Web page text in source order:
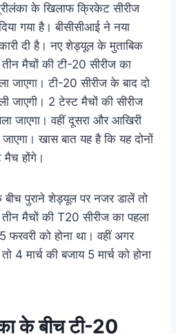
के खिलाफ क्रिकेट सीरीज
गया है। बीसीसीआई ने नया
दी है। नए शेड्यूल के मुताबिक
मैचों की टी-20 सीरीज का
जाएगा। टी-20 सीरीज के बाद दो
जाएगी। 2 टेस्ट मैचों की सीरीज
जाएगा। वहीं दूसरा और आखिरी
खास बात यह है कि यह दोनों
होंगे।
पुराने शेड्यूल पर नजर डालें तो
मैचों की T20 सीरीज का पहला
को होना था। वहीं अगर
4 मार्च की बजाय 5 मार्च को होना
के बीच टी-20